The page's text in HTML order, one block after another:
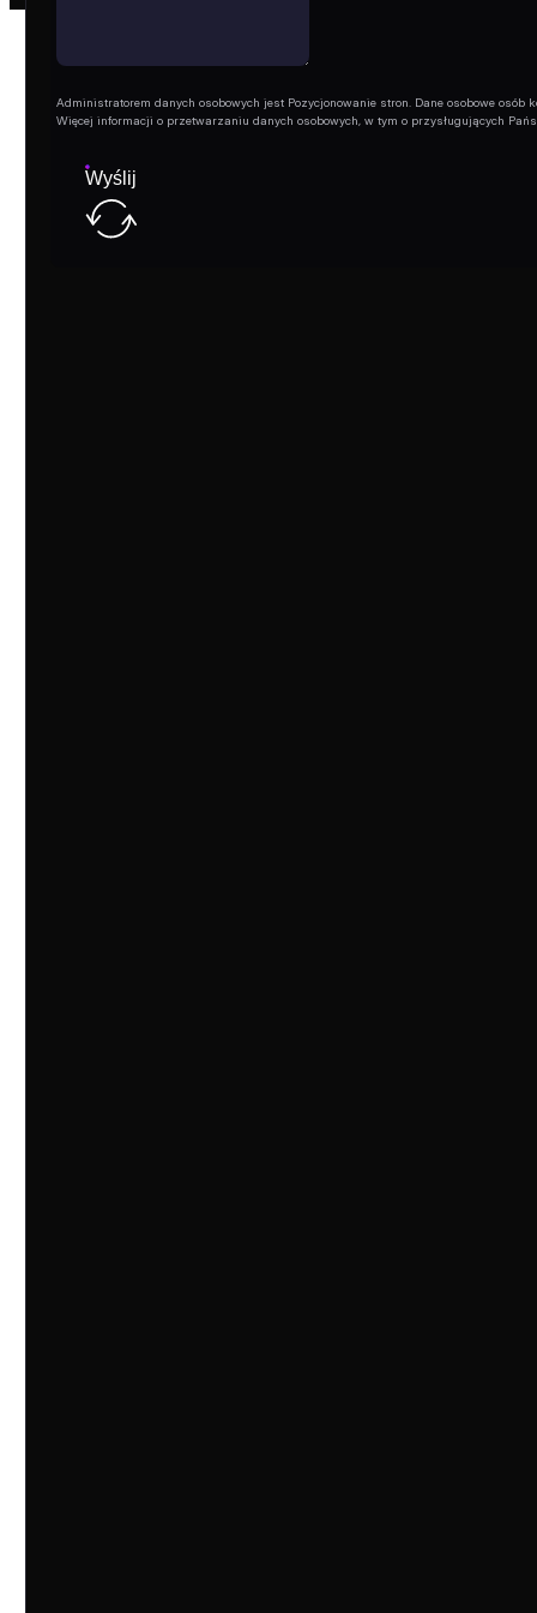
Administratorem danych osobowych jest Pozycjonowanie stron. Dane osobowe
Więcej informacji o przetwarzaniu danych osobowych, w tym o przysługujących
Wyślij